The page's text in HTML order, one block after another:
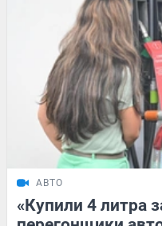
АВТО
«Купили 4 литра